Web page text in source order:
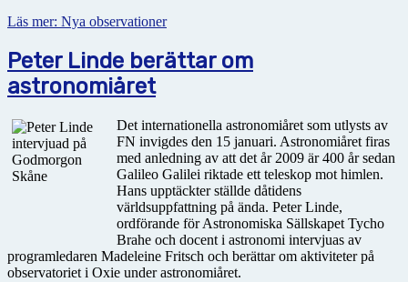
Läs mer: Nya observationer
Peter Linde berättar om
astronomiåret
Det internationella astronomiåret som utlysts av
FN invigdes den 15 januari. Astronomiåret firas
med anledning av att det år 2009 är 400 år sedan
Galileo Galilei riktade ett teleskop mot himlen.
Hans upptäckter ställde dåtidens
världsuppfattning på ända. Peter Linde,
ordförande för Astronomiska Sällskapet Tycho
Brahe och docent i astronomi intervjuas av
programledaren Madeleine Fritsch och berättar om aktiviteter på
observatoriet i Oxie under astronomiåret.